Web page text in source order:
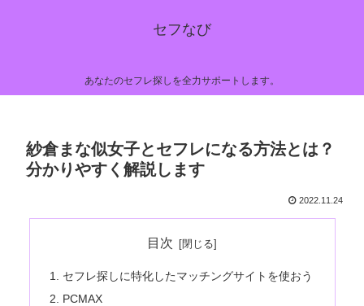
セフなび
あなたのセフレ探しを全力サポートします。
紗倉まな似女子とセフレになる方法とは？
分かりやすく解説します
2022.11.24
目次
セフレ探しに特化したマッチングサイトを使おう
PCMAX